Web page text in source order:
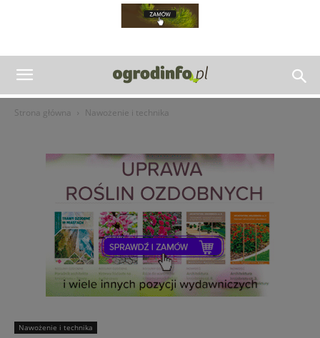
Strona główna Nawożenie i technika
Nawożenie i technika